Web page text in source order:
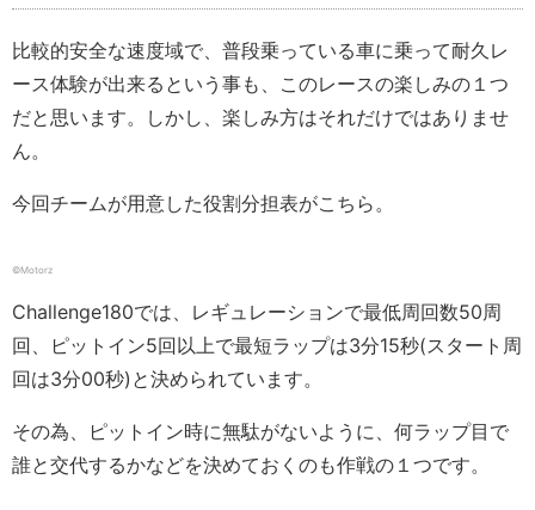
比較的安全な速度域で、普段乗っている車に乗って耐久レ
ース体験が出来るという事も、このレースの楽しみの１つ
だと思います。しかし、楽しみ方はそれだけではありませ
ん。
今回チームが用意した役割分担表がこちら。
©Motorz
Challenge180では、レギュレーションで最低周回数50周
回、ピットイン5回以上で最短ラップは3分15秒(スタート周
回は3分00秒)と決められています。
その為、ピットイン時に無駄がないように、何ラップ目で
誰と交代するかなどを決めておくのも作戦の１つです。